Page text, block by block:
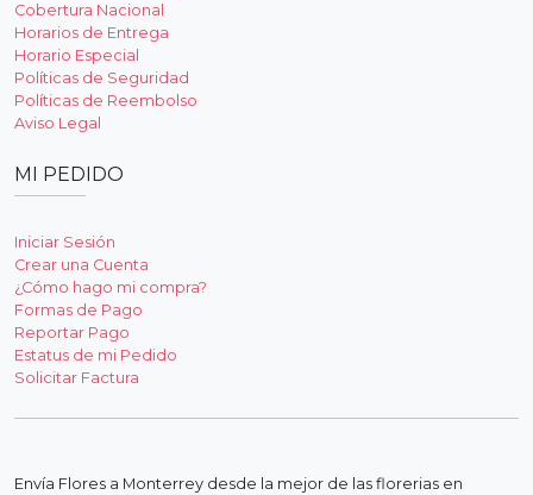
Cobertura Nacional
Horarios de Entrega
Horario Especial
Políticas de Seguridad
Políticas de Reembolso
Aviso Legal
MI PEDIDO
Iniciar Sesión
Crear una Cuenta
¿Cómo hago mi compra?
Formas de Pago
Reportar Pago
Estatus de mi Pedido
Solicitar Factura
Envía Flores a Monterrey desde la mejor de las florerias en